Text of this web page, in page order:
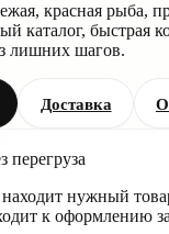
красная рыба,
каталог, быстрая
лишних шагов.
Доставка
О
перегруза
нужный
к оформлению